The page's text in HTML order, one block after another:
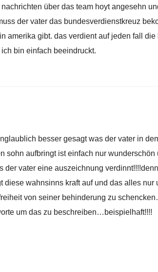
über das team hoyt angesehn
der vater das bundesverdienstkreuz
amerika gibt. das verdient auf jeden fall die
bin einfach beeindruckt.
besser gesagt was der vater in
sohn aufbringt ist einfach nur wunderschön
der vater eine auszeichnung
diese wahnsinns kraft auf und das alles nur
von seiner behinderung zu
um das zu beschreiben…beispielhaft!!!!